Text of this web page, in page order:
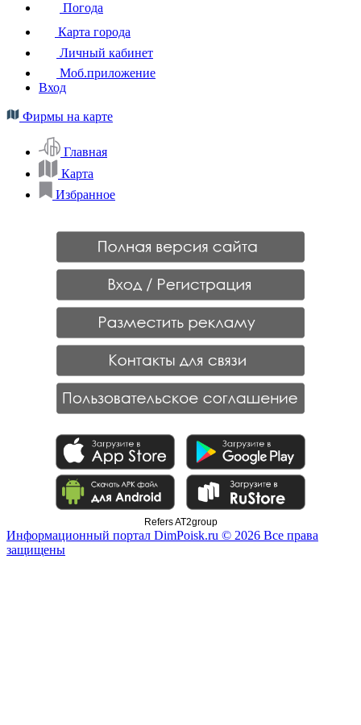
Погода
Карта города
Личный кабинет
Моб.приложение
Вход
Фирмы на карте
Главная
Карта
Избранное
Refers AT2group
Информационный портал DimPoisk.ru © 2026 Все права
защищены